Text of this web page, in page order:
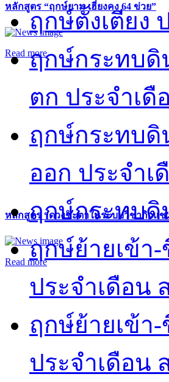
หลักสูตร “ฤกษ์ยาม เฮี่ยงคง 64 ข่วย”
Read more
หลักสูตร “ดวงชะตาในระบบวิชากิวแช
Read more
ฤกษ์ตั้งเตียง
ฤกษ์กระทบดิ
ตก ประจำเดื
ฤกษ์กระทบ
ออก ประจำเ
ฤกษ์กระทบดิ
ฤกษ์ย้ายเข้า
ประจำเดือน
ฤกษ์ย้ายเข้า
ประจำเดือน